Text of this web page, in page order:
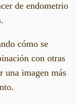
de endometrio
cómo se
con otras
una imagen más